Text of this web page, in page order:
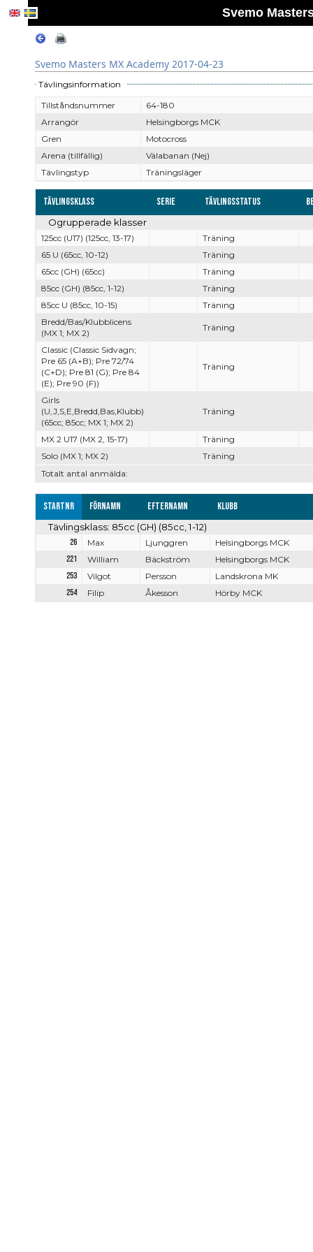
Svemo
Svemo Masters MX Academy 2017-04-23
Tävlingsinformation
Tillståndsnummer
64-180
Arrangör
Helsingborgs MCK
Gren
Motocross
Arena (tillfällig)
Välabanan (Nej)
Tävlingstyp
Träningsläger
Tävlingsklass Serie Tävlingsstatus
Totalt antal anmälda:
Ogrupperade klasser
125cc (U17) (125cc, 13-17)
Träning
65 U (65cc, 10-12)
Träning
65cc (GH) (65cc)
Träning
85cc (GH) (85cc, 1-12)
Träning
85cc U (85cc, 10-15)
Träning
Bredd/Bas/Klubblicens
(MX 1; MX 2)
Träning
Classic (Classic Sidvagn;
Pre 65 (A+B); Pre 72/74
(C+D); Pre 81 (G); Pre 84
(E); Pre 90 (F))
Träning
Girls
(U,J,S,E,Bredd,Bas,Klubb)
(65cc; 85cc; MX 1; MX 2)
Träning
MX 2 U17 (MX 2, 15-17)
Träning
Solo (MX 1; MX 2)
Träning
Startnr Förnamn Efternamn Klubb
Tävlingsklass: 85cc (GH) (85cc, 1-12)
26 Max Ljunggren
Helsingborgs MCK
221
William Bäckström
Helsingborgs MCK
253
Vilgot Persson
Landskrona MK
254
Filip Åkesson Hörby MCK